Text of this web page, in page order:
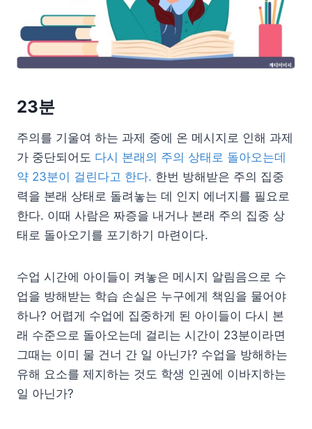
23분
주의를 기울여 하는 과제 중에 온 메시지로 인해 과제
가 중단되어도 다시 본래의 주의 상태로 돌아오는데
약 23분이 걸린다고 한다. 한번 방해받은 주의 집중
력을 본래 상태로 돌려놓는 데 인지 에너지를 필요로
한다. 이때 사람은 짜증을 내거나 본래 주의 집중 상
태로 돌아오기를 포기하기 마련이다.
수업 시간에 아이들이 켜놓은 메시지 알림음으로 수
업을 방해받는 학습 손실은 누구에게 책임을 물어야
하나? 어렵게 수업에 집중하게 된 아이들이 다시 본
래 수준으로 돌아오는데 걸리는 시간이 23분이라면
그때는 이미 물 건너 간 일 아닌가? 수업을 방해하는
유해 요소를 제지하는 것도 학생 인권에 이바지하는
일 아닌가?